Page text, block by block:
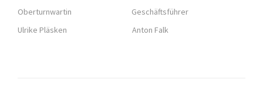
Oberturnwartin Geschäftsführer
Ulrike Pläsken Anton Falk